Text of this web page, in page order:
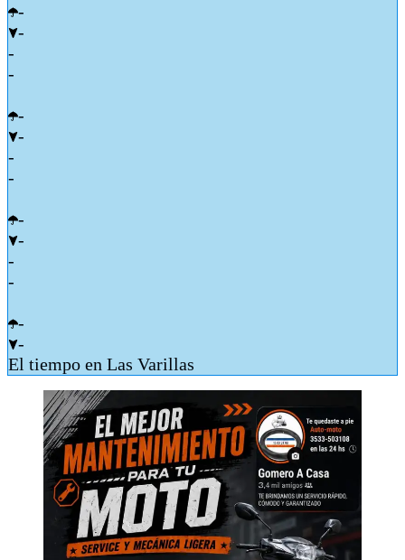
-
-
-
-
-
-
-
-
-
-
-
-
-
-
El tiempo en Las Varillas